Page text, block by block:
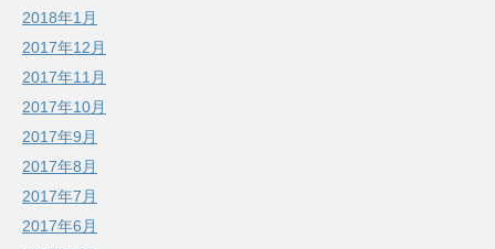
2018年1月
2017年12月
2017年11月
2017年10月
2017年9月
2017年8月
2017年7月
2017年6月